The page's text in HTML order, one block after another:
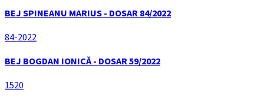
BEJ SPINEANU MARIUS - DOSAR 84/2022
84-2022
BEJ BOGDAN IONICĂ - DOSAR 59/2022
1520